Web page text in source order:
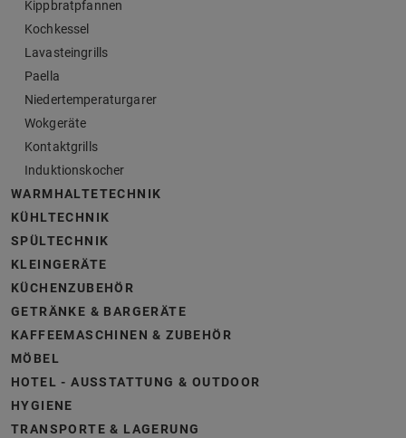
Kippbratpfannen
Kochkessel
Lavasteingrills
Paella
Niedertemperaturgarer
Wokgeräte
Kontaktgrills
Induktionskocher
WARMHALTETECHNIK
KÜHLTECHNIK
SPÜLTECHNIK
KLEINGERÄTE
KÜCHENZUBEHÖR
GETRÄNKE & BARGERÄTE
KAFFEEMASCHINEN & ZUBEHÖR
MÖBEL
HOTEL - AUSSTATTUNG & OUTDOOR
HYGIENE
TRANSPORTE & LAGERUNG